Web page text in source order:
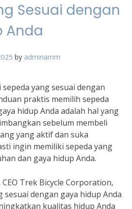
Sesuai dengan
Anda
by adminamm
yang sesuai dengan
praktis memilih sepeda
hidup Anda adalah hal yang
sebelum membeli
yang aktif dan suka
ingin memiliki sepeda yang
dan gaya hidup Anda.
Trek Bicycle Corporation,
sesuai dengan gaya hidup Anda
kualitas hidup Anda